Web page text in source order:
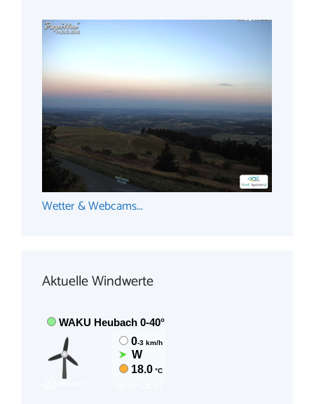
Wetter & Webcams...
Aktuelle Windwerte